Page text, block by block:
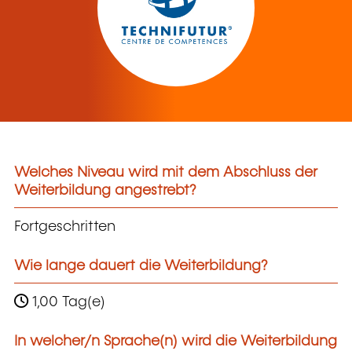
Welches Niveau wird mit dem Abschluss der
Weiterbildung angestrebt?
Fortgeschritten
Wie lange dauert die Weiterbildung?
1,00 Tag(e)
In welcher/n Sprache(n) wird die Weiterbildung